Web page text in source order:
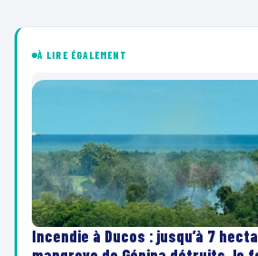
À LIRE ÉGALEMENT
Incendie à Ducos : jusqu’à 7